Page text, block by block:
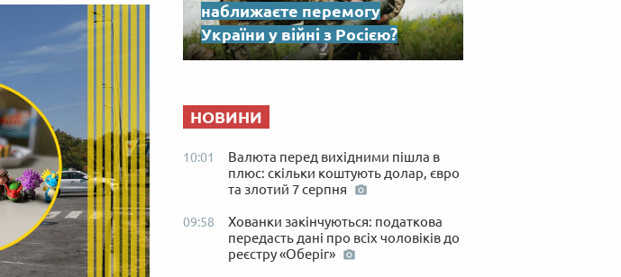
наближаєте перемогу
України у війні з Росією?
НОВИНИ
10:01
Валюта перед вихідними пішла в
плюс: скільки коштують долар, євро
та злотий 7 серпня
09:58
Хованки закінчуються: податкова
передасть дані про всіх чоловіків до
реєстру «Оберіг»